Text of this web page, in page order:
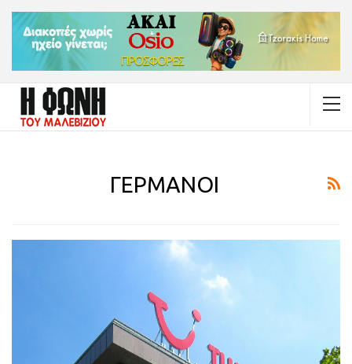
ΓΕΡΜΑΝΟΙ